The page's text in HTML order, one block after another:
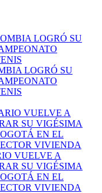
LOGRÓ SU
VUELVE A
SU VIGÉSIMA
EN EL
VIVIENDA